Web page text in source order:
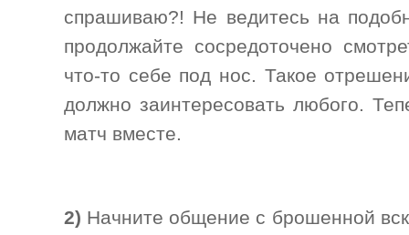
спрашиваю?! Не ведитесь на
продолжайте сосредоточено
что-то себе под нос. Такое
должно заинтересовать любого.
матч вместе.
2) Начните общение с брошенной